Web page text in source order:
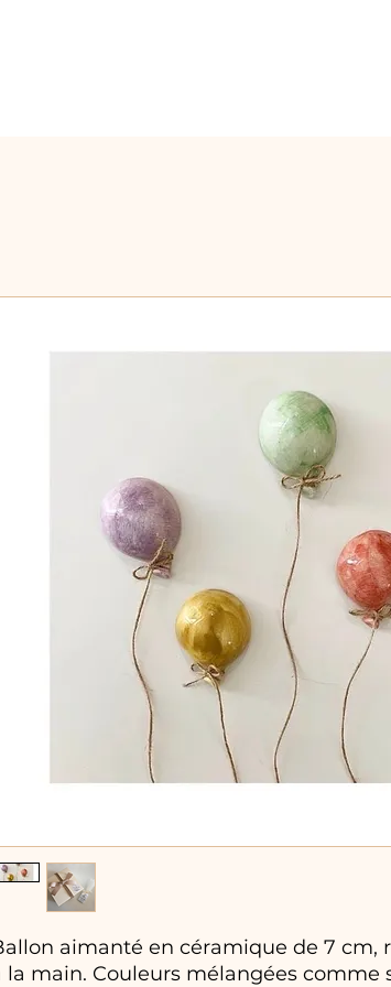
aimanté en céramique de 7 cm,
la main. Couleurs mélangées comme